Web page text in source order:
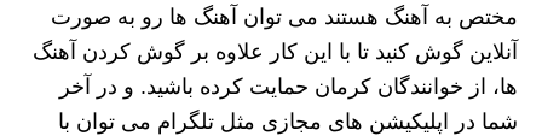
مختص به آهنگ هستند می توان آهنگ ها رو به صورت
آنلاین گوش کنید تا با این کار علاوه بر گوش کردن آهنگ
ها، از خوانندگان کرمان حمایت کرده باشید. و در آخر
شما در اپلیکیشن های مجازی مثل تلگرام می توان با